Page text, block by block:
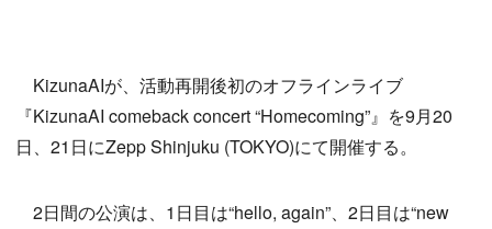
KizunaAIが、活動再開後初のオフラインライブ
『KizunaAI comeback concert “Homecoming”』を9月20
日、21日にZepp Shinjuku (TOKYO)にて開催する。
2日間の公演は、1日目は“hello, again”、2日目は“new